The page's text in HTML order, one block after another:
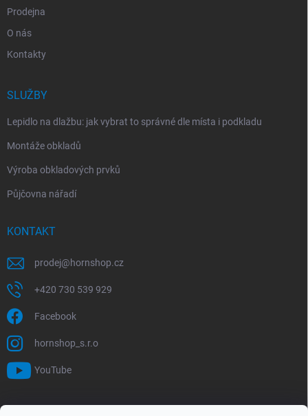
Prodejna
O nás
Kontakty
SLUŽBY
Lepidlo na dlažbu: jak vybrat to správné dle místa i podkladu
Montáže obkladů
Výroba obkladových prvků
Půjčovna nářadí
KONTAKT
prodej@hornshop.cz
+420 730 539 929
Facebook
hornshop_s.r.o
YouTube